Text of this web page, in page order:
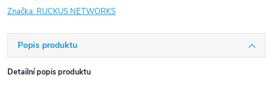
Značka: RUCKUS NETWORKS
Popis produktu
Detailní popis produktu